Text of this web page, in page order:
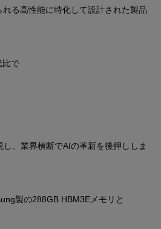
る高性能に特化して設計された製品
比で
、 業界横断でAIの革新を後押し しま
製の288GB HBM3Eメモリ と